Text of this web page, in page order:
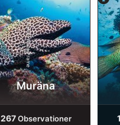
Alamy-WaterFrame
Muräna
267Observationer